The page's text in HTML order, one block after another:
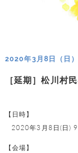
2020年3月8日（日）
［延期］松川村
【日時】
2020年3月8日(日)
【会場】